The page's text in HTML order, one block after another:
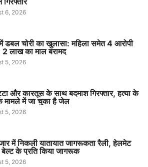
6, 2026
चोरी का खुलासा: महिला समेत 4 आरोपी
2 लाख का माल बरामद
5, 2026
और कारतूस के साथ बदमाश गिरफ्तार, हत्या के
मामले में जा चुका है जेल
5, 2026
में निकली यातायात जागरूकता रैली, हेलमेट
के प्रति किया जागरूक
5, 2026